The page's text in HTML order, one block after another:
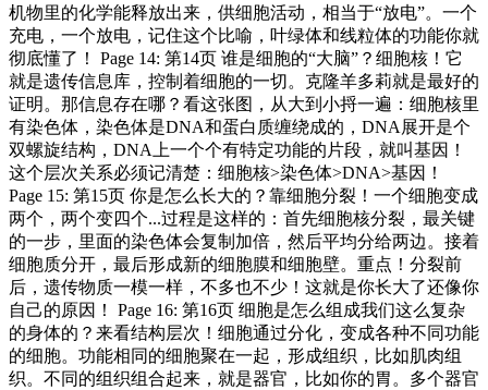
机物里的化学能释放出来，供细胞活动，相当于“放电”。一个
充电，一个放电，记住这个比喻，叶绿体和线粒体的功能你就
彻底懂了！ Page 14: 第14页 谁是细胞的“大脑”？细胞核！它
就是遗传信息库，控制着细胞的一切。克隆羊多莉就是最好的
证明。那信息存在哪？看这张图，从大到小捋一遍：细胞核里
有染色体，染色体是DNA和蛋白质缠绕成的，DNA展开是个
双螺旋结构，DNA上一个个有特定功能的片段，就叫基因！
这个层次关系必须记清楚：细胞核>染色体>DNA>基因！
Page 15: 第15页 你是怎么长大的？靠细胞分裂！一个细胞变成
两个，两个变四个...过程是这样的：首先细胞核分裂，最关键
的一步，里面的染色体会复制加倍，然后平均分给两边。接着
细胞质分开，最后形成新的细胞膜和细胞壁。重点！分裂前
后，遗传物质一模一样，不多也不少！这就是你长大了还像你
自己的原因！ Page 16: 第16页 细胞是怎么组成我们这么复杂
的身体的？来看结构层次！细胞通过分化，变成各种不同功能
的细胞。功能相同的细胞聚在一起，形成组织，比如肌肉组
织。不同的组织组合起来，就是器官，比如你的胃。多个器官